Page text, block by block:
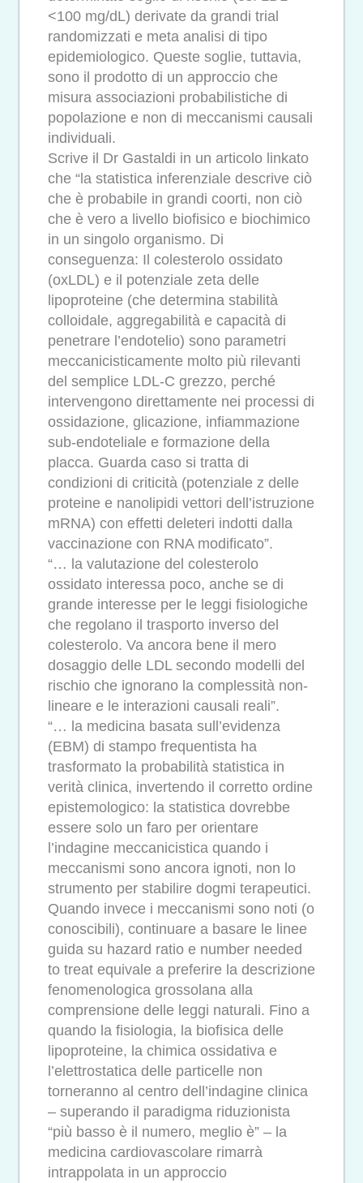
<100 mg/dL) derivate da grandi trial
randomizzati e meta analisi di tipo
epidemiologico. Queste soglie, tuttavia,
sono il prodotto di un approccio che
misura associazioni probabilistiche di
popolazione e non di meccanismi causali
individuali.
Scrive il Dr Gastaldi in un articolo linkato
che “la statistica inferenziale descrive ciò
che è probabile in grandi coorti, non ciò
che è vero a livello biofisico e biochimico
in un singolo organismo. Di
conseguenza: Il colesterolo ossidato
(oxLDL) e il potenziale zeta delle
lipoproteine (che determina stabilità
colloidale, aggregabilità e capacità di
penetrare l’endotelio) sono parametri
meccanicisticamente molto più rilevanti
del semplice LDL-C grezzo, perché
intervengono direttamente nei processi di
ossidazione, glicazione, infiammazione
sub-endoteliale e formazione della
placca. Guarda caso si tratta di
condizioni di criticità (potenziale z delle
proteine e nanolipidi vettori dell’istruzione
mRNA) con effetti deleteri indotti dalla
vaccinazione con RNA modificato”.
“… la valutazione del colesterolo
ossidato interessa poco, anche se di
grande interesse per le leggi fisiologiche
che regolano il trasporto inverso del
colesterolo. Va ancora bene il mero
dosaggio delle LDL secondo modelli del
rischio che ignorano la complessità non-
lineare e le interazioni causali reali”.
“… la medicina basata sull’evidenza
(EBM) di stampo frequentista ha
trasformato la probabilità statistica in
verità clinica, invertendo il corretto ordine
epistemologico: la statistica dovrebbe
essere solo un faro per orientare
l’indagine meccanicistica quando i
meccanismi sono ancora ignoti, non lo
strumento per stabilire dogmi terapeutici.
Quando invece i meccanismi sono noti (o
conoscibili), continuare a basare le linee
guida su hazard ratio e number needed
to treat equivale a preferire la descrizione
fenomenologica grossolana alla
comprensione delle leggi naturali. Fino a
quando la fisiologia, la biofisica delle
lipoproteine, la chimica ossidativa e
l’elettrostatica delle particelle non
torneranno al centro dell’indagine clinica
– superando il paradigma riduzionista
“più basso è il numero, meglio è” – la
medicina cardiovascolare rimarrà
intrappolata in un approccio